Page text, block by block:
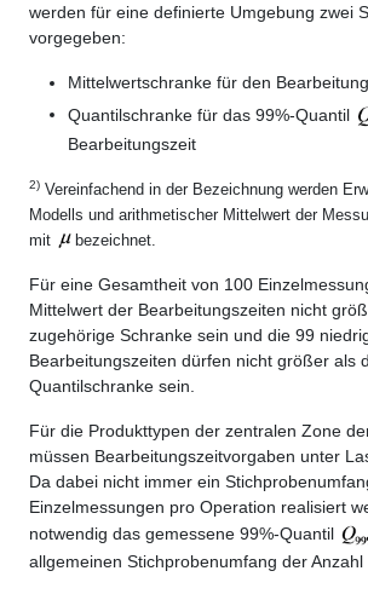
werden für eine definierte Umgebung zwei
vorgegeben:
Mittelwertschranke für den
Quantilschranke für das 99%-Quantil
Bearbeitungszeit
2) Vereinfachend in der Bezeichnung werden
Modells und arithmetischer Mittelwert der
mit
bezeichnet.
Für eine Gesamtheit von 100
Mittelwert der Bearbeitungszeiten nicht
zugehörige Schranke sein und die 99
Bearbeitungszeiten dürfen nicht größer als
Quantilschranke sein.
Für die Produkttypen der zentralen Zone
müssen Bearbeitungszeitvorgaben unter
Da dabei nicht immer ein
Einzelmessungen pro Operation realisiert
notwendig das gemessene 99%-Quantil
allgemeinen Stichprobenumfang der Anzahl